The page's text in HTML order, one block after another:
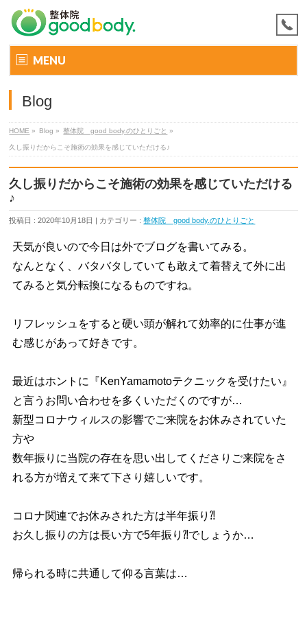
MENU
Blog
HOME » Blog » 整体院 good body.のひとりごと »
久し振りだからこそ施術の効果を感じていただける♪
久し振りだからこそ施術の効果を感じていただける
♪
投稿日 : 2020年10月18日 | カテゴリー :整体院 good body.のひとりごと
天気が良いので今日は外でブログを書いてみる。
なんとなく、バタバタしていても敢えて着替えて外に出
てみると気分転換になるものですね。
リフレッシュをすると硬い頭が解れて効率的に仕事が進
む感じがあって好きです。
最近はホントに『KenYamamotoテクニックを受けたい』
と言うお問い合わせを多くいただくのですが…
新型コロナウィルスの影響でご来院をお休みされていた
方や
数年振りに当院の存在を思い出してくださりご来院をさ
れる方が増えて来て下さり嬉しいです。
コロナ関連でお休みされた方は半年振り⁈
お久し振りの方は長い方で5年振り⁈でしょうか…
帰られる時に共通して仰る言葉は…